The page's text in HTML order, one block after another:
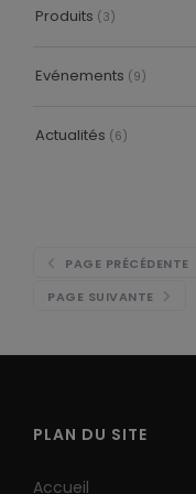
Produits (3)
Evénements (9)
Actualités (6)
PAGE PRÉCÉDENTE
PAGE SUIVANTE
PLAN DU SITE
Accueil